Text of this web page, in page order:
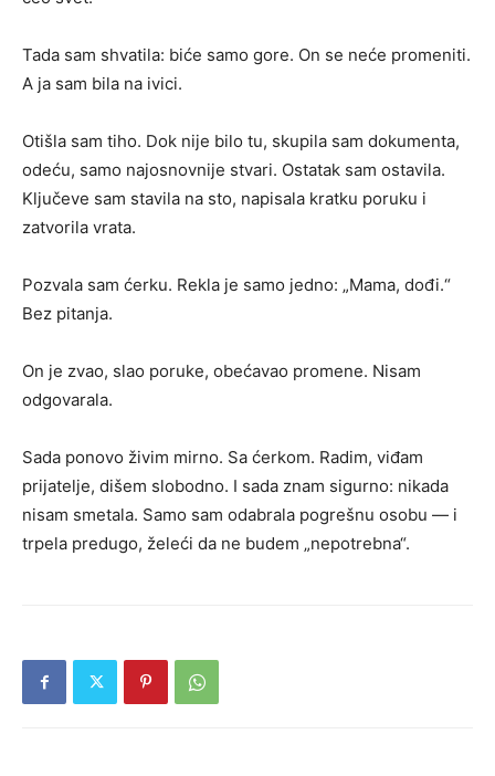
Tada sam shvatila: biće samo gore. On se neće promeniti.
A ja sam bila na ivici.
Otišla sam tiho. Dok nije bilo tu, skupila sam dokumenta,
odeću, samo najosnovnije stvari. Ostatak sam ostavila.
Ključeve sam stavila na sto, napisala kratku poruku i
zatvorila vrata.
Pozvala sam ćerku. Rekla je samo jedno: „Mama, dođi.“
Bez pitanja.
On je zvao, slao poruke, obećavao promene. Nisam
odgovarala.
Sada ponovo živim mirno. Sa ćerkom. Radim, viđam
prijatelje, dišem slobodno. I sada znam sigurno: nikada
nisam smetala. Samo sam odabrala pogrešnu osobu — i
trpela predugo, želeći da ne budem „nepotrebna“.